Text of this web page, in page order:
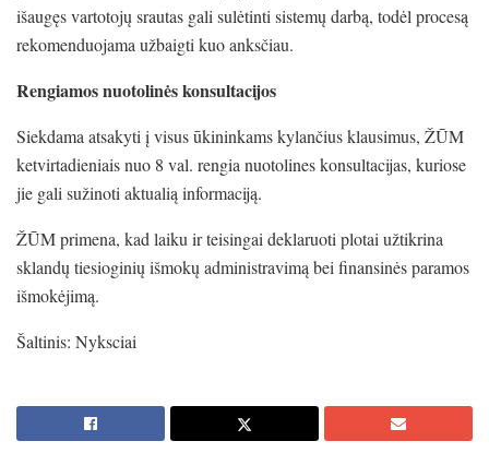
išaugęs vartotojų srautas gali sulėtinti sistemų darbą, todėl procesą
rekomenduojama užbaigti kuo anksčiau.
Rengiamos nuotolinės konsultacijos
Siekdama atsakyti į visus ūkininkams kylančius klausimus, ŽŪM
ketvirtadieniais nuo 8 val. rengia nuotolines konsultacijas, kuriose
jie gali sužinoti aktualią informaciją.
ŽŪM primena, kad laiku ir teisingai deklaruoti plotai užtikrina
sklandų tiesioginių išmokų administravimą bei finansinės paramos
išmokėjimą.
Šaltinis: Nyksciai